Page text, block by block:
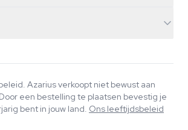
Azarius verkoopt niet bewust aan
een bestelling te plaatsen bevestig je
bent in jouw land. Ons leeftijdsbeleid